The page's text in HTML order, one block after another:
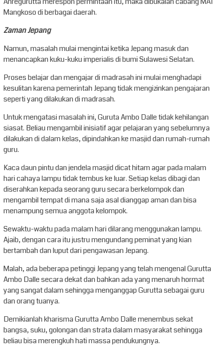
Mangkoso di berbagai daerah.
Zaman Jepang
Namun, masalah mulai mengintai ketika Jepang masuk dan
menancapkan kuku-kuku imperialis di bumi Sulawesi Selatan.
Proses belajar dan mengajar di madrasah ini mulai menghadapi
kesulitan karena pemerintah Jepang tidak mengizinkan pengajaran
seperti yang dilakukan di madrasah.
Untuk mengatasi masalah ini, Guruta Ambo Dalle tidak kehilangan
siasat. Beliau mengambil inisiatif agar pelajaran yang sebelumnya
dilakukan di dalam kelas, dipindahkan ke masjid dan rumah-rumah
guru.
Kaca daun pintu dan jendela masjid dicat hitam agar pada malam
hari cahaya lampu tidak tembus ke luar. Setiap kelas dibagi dan
diserahkan kepada seorang guru secara berkelompok dan
mengambil tempat di mana saja asal dianggap aman dan bisa
menampung semua anggota kelompok.
Sewaktu-waktu pada malam hari dilarang menggunakan lampu.
Ajaib, dengan cara itu justru mengundang peminat yang kian
bertambah dan luput dari pengawasan Jepang.
Malah, ada beberapa petinggi Jepang yang telah mengenal Gurutta
Ambo Dalle secara dekat dan bahkan ada yang menaruh hormat
yang sangat dalam sehingga menganggap Gurutta sebagai guru
dan orang tuanya.
Demikianlah kharisma Gurutta Ambo Dalle menembus sekat
bangsa, suku, golongan dan strata dalam masyarakat sehingga
beliau bisa merengkuh hati massa pendukungnya.